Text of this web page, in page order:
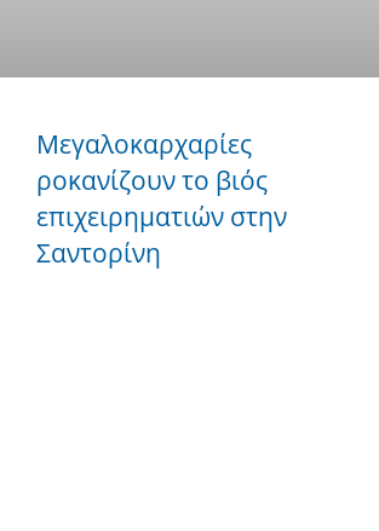
Μεγαλοκαρχαρίες
ροκανίζουν το βιός
επιχειρηματιών στην
Σαντορίνη